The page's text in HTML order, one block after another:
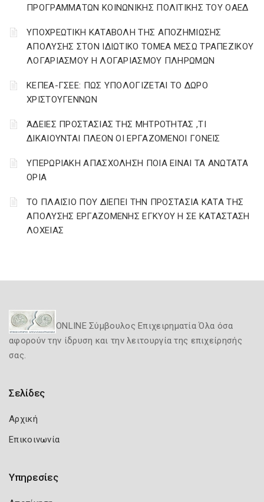
ΠΡΟΓΡΑΜΜΑΤΩΝ ΚΟΙΝΩΝΙΚΗΣ ΠΟΛΙΤΙΚΗΣ ΤΟΥ ΟΑΕΔ
YΠΟΧΡΕΩΤΙΚΗ ΚΑΤΑΒΟΛΗ ΤΗΣ ΑΠΟΖΗΜΙΩΣΗΣ
ΑΠΟΛΥΣΗΣ ΣΤΟΝ ΙΔΙΩΤΙΚΟ ΤΟΜΕΑ ΜΕΣΩ ΤΡΑΠΕΖΙΚΟΥ
ΛΟΓΑΡΙΑΣΜΟΥ Η ΛΟΓΑΡΙΑΣΜΟΥ ΠΛΗΡΩΜΩΝ
ΚΕΠΕΑ-ΓΣΕΕ: ΠΩΣ ΥΠΟΛΟΓΙΖΕΤΑΙ ΤΟ ΔΩΡΟ
ΧΡΙΣΤΟΥΓΕΝΝΩΝ
ΆΔΕΙΕΣ ΠΡΟΣΤΑΣΙΑΣ ΤΗΣ ΜΗΤΡΟΤΗΤΑΣ ,ΤΙ
ΔΙΚΑΙΟΥΝΤΑΙ ΠΛΕΟΝ ΟΙ ΕΡΓΑΖΟΜΕΝΟΙ ΓΟΝΕΙΣ
ΥΠΕΡΩΡΙΑΚΗ ΑΠΑΣΧΟΛΗΣΗ ΠΟΙΑ ΕΙΝΑΙ ΤΑ ΑΝΩΤΑΤΑ
ΟΡΙΑ
ΤΟ ΠΛΑΙΣΙΟ ΠΟΥ ΔΙΕΠΕΙ ΤΗΝ ΠΡΟΣΤΑΣΙΑ ΚΑΤΑ ΤΗΣ
ΑΠΟΛΥΣΗΣ ΕΡΓΑΖΟΜΕΝΗΣ ΕΓΚΥΟΥ Η ΣΕ ΚΑΤΑΣΤΑΣΗ
ΛΟΧΕΙΑΣ
ONLINE Σύμβουλος Επιχειρηματία Όλα όσα
αφορούν την ίδρυση και την λειτουργία της επιχείρησής
σας.
Σελίδες
Αρχική
Επικοινωνία
Υπηρεσίες